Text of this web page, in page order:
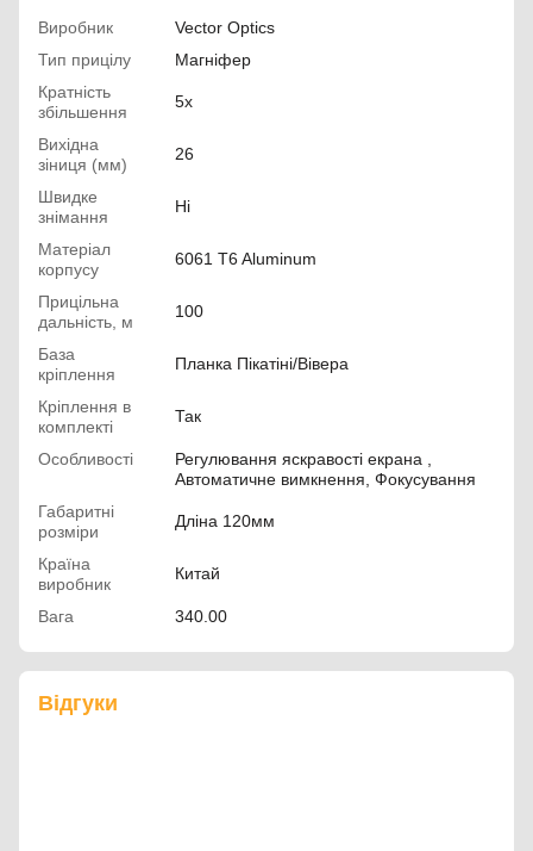
Виробник
Vector Optics
Тип прицілу
Магніфер
Кратність
збільшення
5х
Вихідна
зіниця (мм)
26
Швидке
знімання
Ні
Матеріал
корпусу
6061 T6 Aluminum
Прицільна
дальність, м
100
База
кріплення
Планка Пікатіні/Вівера
Кріплення в
комплекті
Так
Особливості
Регулювання яскравості екрана ,
Автоматичне вимкнення, Фокусування
Габаритні
розміри
Дліна 120мм
Країна
виробник
Китай
Вага 340.00
Відгуки